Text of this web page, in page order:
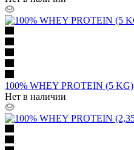
100% WHEY PROTEIN (5 KG)
Нет в наличии